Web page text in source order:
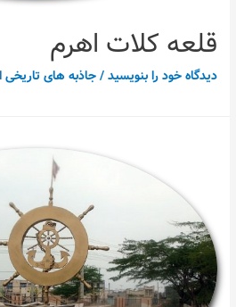
قلعه کلات اهرم
دیدگاه‌ خود را بنویسید/جاذبه های تاریخی